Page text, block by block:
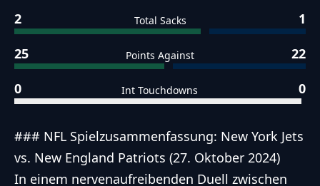
2 Total Sacks 1
25 Points Against 22
0 Int Touchdowns 0
### NFL Spielzusammenfassung: New York Jets
vs. New England Patriots (27. Oktober 2024)
In einem nervenaufreibenden Duell zwischen